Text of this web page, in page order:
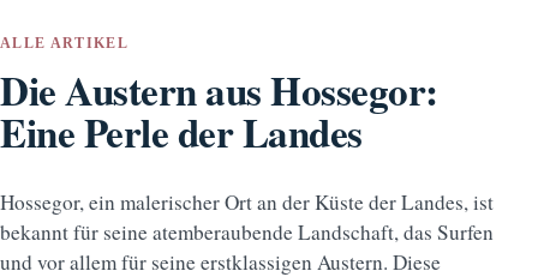
ALLE ARTIKEL
Die Austern aus Hossegor:
Eine Perle der Landes
Hossegor, ein malerischer Ort an der Küste der Landes, ist
bekannt für seine atemberaubende Landschaft, das Surfen
und vor allem für seine erstklassigen Austern. Diese